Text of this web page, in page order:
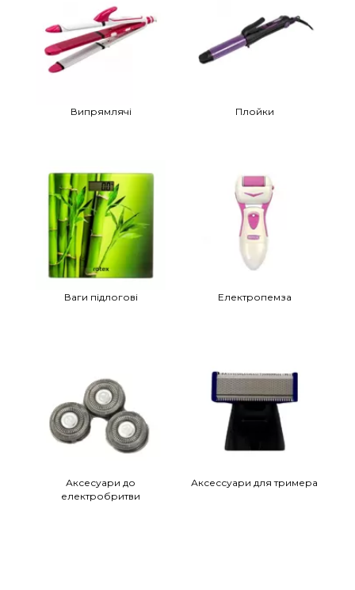
Випрямлячі Плойки
Ваги підлогові Електропемза
Аксесуари до
електробритви
Аксессуари для тримера